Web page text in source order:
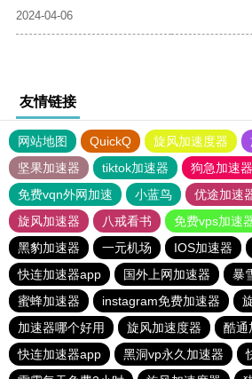
2024-04-06
友情链接
网站地图 QuickQ 旋风加速度器
坚果加速器
tiktok加速器
狗急加速
免费vqn外网加速
小蓝鸟 优途加速
旋风加速器
八戒看书
免费vps加速
黑豹加速器
一元机场 IOS加速器
快连加速器app
国外上网加速器
暴
蜜蜂加速器
instagram免费加速器
加速器哪个好用
旋风加速度器
酷通
快连加速器app
黑洞vp永久加速器